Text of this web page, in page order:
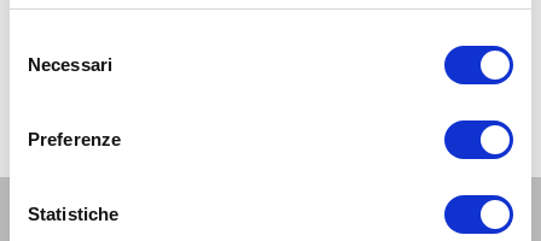
delNecessari
Preferenze
StatisticheAltri eventi per questa età